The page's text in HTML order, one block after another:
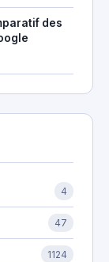
des
4
47
1124